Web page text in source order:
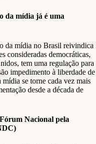
da mídia já é uma
da mídia no Brasil reivindica
consideradas democráticas,
tem uma regulação para
impedimento à liberdade de
se torne cada vez mais
desde a década de
Nacional pela